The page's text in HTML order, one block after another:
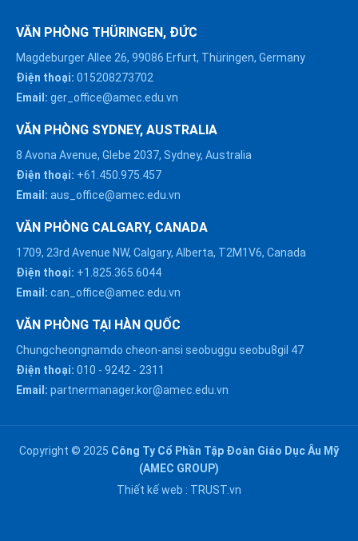
VĂN PHÒNG THÜRINGEN, ĐỨC
Magdeburger Allee 26, 99086 Erfurt, Thüringen, Germany
Điện thoại: 015208273702
Email: ger_office@amec.edu.vn
VĂN PHÒNG SYDNEY, AUSTRALIA
8 Avona Avenue, Glebe 2037, Sydney, Australia
Điện thoại: +61.450.975.457
Email: aus_office@amec.edu.vn
VĂN PHÒNG CALGARY, CANADA
1709, 23rd Avenue NW, Calgary, Alberta, T2M1V6, Canada
Điện thoại: +1.825.365.6044
Email: can_office@amec.edu.vn
VĂN PHÒNG TẠI HÀN QUỐC
Chungcheongnamdo cheon-ansi seobuggu seobu8gil 47
Điện thoại: 010 - 9242 - 2311
Email: partnermanager.kor@amec.edu.vn
Copyright © 2025 Công Ty Cổ Phần Tập Đoàn Giáo Dục Âu Mỹ
(AMEC GROUP)
Thiết kế web : TRUST.vn
HÀ NỘI :
0914863466
ĐÀ NẴNG :
0916082128
HỒ CHÍ MINH :
Chat với chúng tôi trên
Zalo